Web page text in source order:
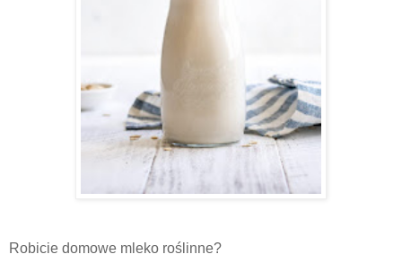
Robicie domowe mleko roślinne?